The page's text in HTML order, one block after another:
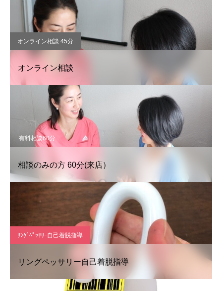
オンライン相談 45分
オンライン相談
有料相談60分
相談のみの方 60分(来店）
ﾘﾝｸﾞﾍﾟｯｻﾘｰ自己着脱指導
リングペッサリー自己着脱指導